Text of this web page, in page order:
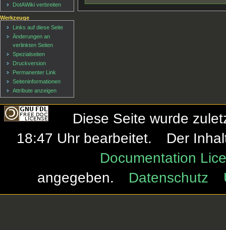
DotAWiki verbreiten
Werkzeuge
Links auf diese Seite
Änderungen an
verlinkten Seiten
Spezialseiten
Druckversion
Permanenter Link
Seiten­informationen
Attribute anzeigen
Diese Seite wurde
18:47 Uhr bearbeitet.
Der
Documentation
angegeben.
Datenschutz